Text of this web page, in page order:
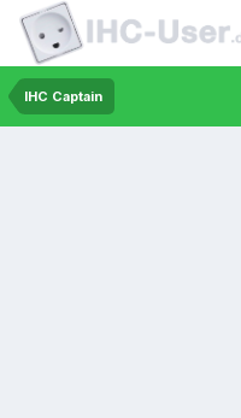
IHC Captain